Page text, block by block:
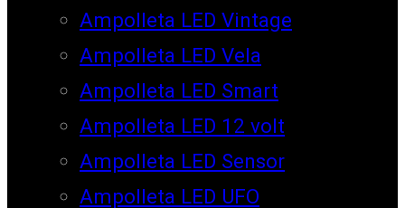
Ampolleta LED Vintage
Ampolleta LED Vela
Ampolleta LED Smart
Ampolleta LED 12 volt
Ampolleta LED Sensor
Ampolleta LED UFO